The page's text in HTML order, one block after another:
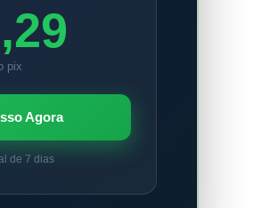
pix
Agora
de 7 dias